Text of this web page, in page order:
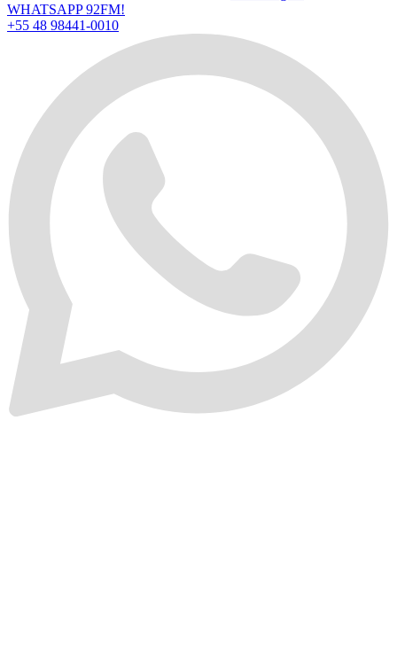
WHATSAPP 92FM!
+55 48 98441-0010